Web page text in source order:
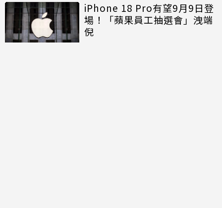
iPhone 18 Pro有望9月9日登
場！「蘋果員工抽選會」洩端
倪